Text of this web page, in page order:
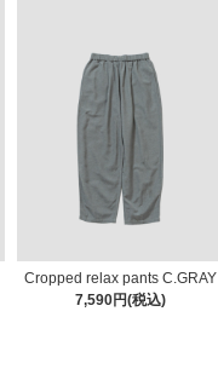
Cropped relax pants C.GRAY
7,590円(税込)